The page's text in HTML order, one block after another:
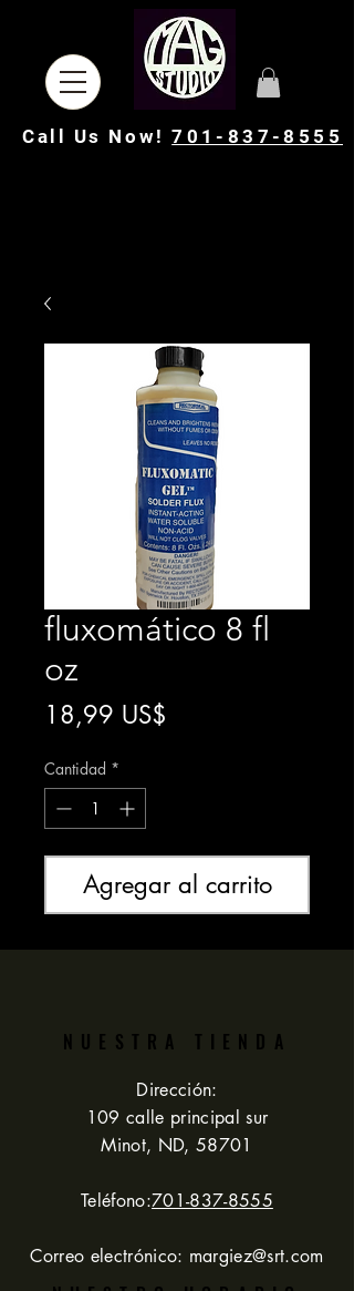
Call Us Now!701-837-8555
fluxomático 8 fl
oz
18,99 US$
Cantidad *
Agregar al carrito
NUESTRA TIENDA
Dirección:
109 calle principal sur
Minot, ND, 58701
Teléfono:701-837-8555
Correo electrónico: margiez@srt.com